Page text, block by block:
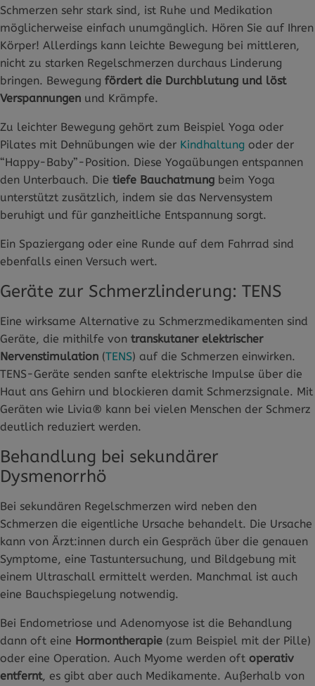
Schmerzen sehr stark sind, ist Ruhe und Medikation
möglicherweise einfach unumgänglich. Hören Sie auf Ihren
Körper! Allerdings kann leichte Bewegung bei mittleren,
nicht zu starken Regelschmerzen durchaus Linderung
bringen. Bewegung fördert die Durchblutung und löst
Verspannungen und Krämpfe.
Zu leichter Bewegung gehört zum Beispiel Yoga oder
Pilates mit Dehnübungen wie der Kindhaltung oder der
“Happy-Baby”-Position. Diese Yogaübungen entspannen
den Unterbauch. Die tiefe Bauchatmung beim Yoga
unterstützt zusätzlich, indem sie das Nervensystem
beruhigt und für ganzheitliche Entspannung sorgt.
Ein Spaziergang oder eine Runde auf dem Fahrrad sind
ebenfalls einen Versuch wert.
Geräte zur Schmerzlinderung: TENS
Eine wirksame Alternative zu Schmerzmedikamenten sind
Geräte, die mithilfe von transkutaner elektrischer
Nervenstimulation (TENS) auf die Schmerzen einwirken.
TENS-Geräte senden sanfte elektrische Impulse über die
Haut ans Gehirn und blockieren damit Schmerzsignale. Mit
Geräten wie Livia® kann bei vielen Menschen der Schmerz
deutlich reduziert werden.
Behandlung bei sekundärer
Dysmenorrhö
Bei sekundären Regelschmerzen wird neben den
Schmerzen die eigentliche Ursache behandelt. Die Ursache
kann von Ärzt:innen durch ein Gespräch über die genauen
Symptome, eine Tastuntersuchung, und Bildgebung mit
einem Ultraschall ermittelt werden. Manchmal ist auch
eine Bauchspiegelung notwendig.
Bei Endometriose und Adenomyose ist die Behandlung
dann oft eine Hormontherapie (zum Beispiel mit der Pille)
oder eine Operation. Auch Myome werden oft operativ
entfernt, es gibt aber auch Medikamente. Außerhalb von